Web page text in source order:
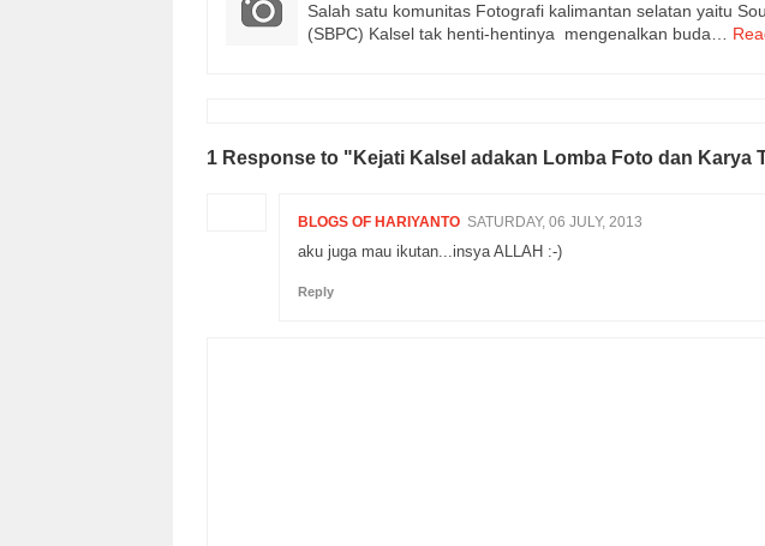
Salah satu komunitas Fotografi kalimantan selatan yaitu
(SBPC) Kalsel tak henti-hentinya mengenalkan buda…
1 Response to "Kejati Kalsel adakan Lomba Foto dan Karya
BLOGS OF HARIYANTO SATURDAY, 06 JULY, 2013
aku juga mau ikutan...insya ALLAH :-)
Reply